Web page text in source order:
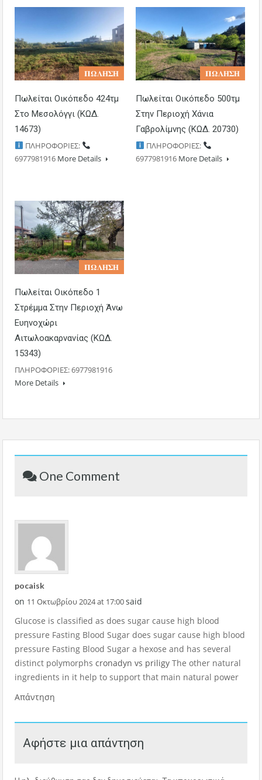
𝚷𝛀𝚲𝚮𝚺𝚮
Πωλείται Οικόπεδο 424τμ
Στο Μεσολόγγι (ΚΩΔ.
14673)
ΠΛΗΡΟΦΟΡΙΕΣ:
6977981916 More Details
𝚷𝛀𝚲𝚮𝚺𝚮
Πωλείται Οικόπεδο 500τμ
Στην Περιοχή Χάνια
Γαβρολίμνης (ΚΩΔ. 20730)
ΠΛΗΡΟΦΟΡΙΕΣ:
6977981916 More Details
𝚷𝛀𝚲𝚮𝚺𝚮
Πωλείται Οικόπεδο 1
Στρέμμα Στην Περιοχή Άνω
Ευηνοχώρι
Αιτωλοακαρνανίας (ΚΩΔ.
15343)
ΠΛΗΡΟΦΟΡΙΕΣ: 6977981916
More Details
One Comment
pocaisk
on 11 Οκτωβρίου 2024 at 17:00said
Glucose is classified as does sugar cause high blood
pressure Fasting Blood Sugar does sugar cause high blood
pressure Fasting Blood Sugar a hexose and has several
distinct polymorphs cronadyn vs priligy The other natural
ingredients in it help to support that main natural power
Απάντηση
Αφήστε μια απάντηση